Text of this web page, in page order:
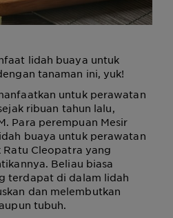
lidah buaya untuk
tanaman ini, yuk!
untuk perawatan
ribuan tahun lalu,
Para perempuan Mesir
buaya untuk perawatan
Ratu Cleopatra yang
Beliau biasa
terdapat di dalam lidah
dan melembutkan
tubuh.